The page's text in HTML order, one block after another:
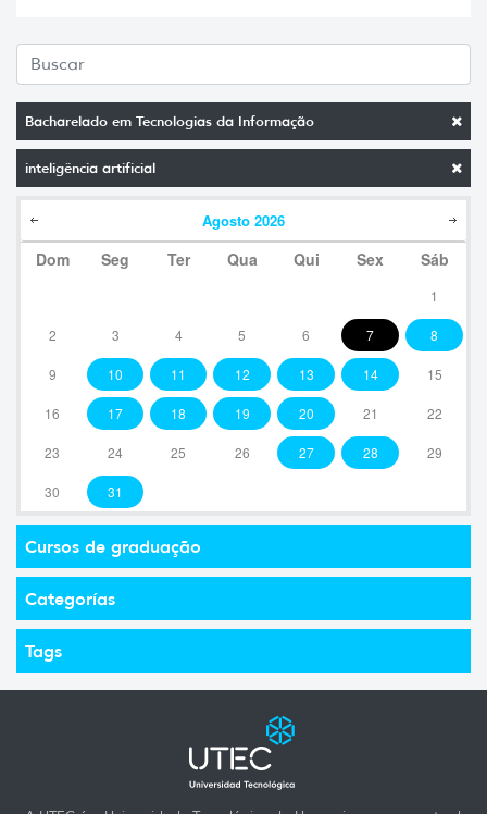
Bacharelado em Tecnologias da Informação
inteligência artificial
Agosto 2026
Dom Seg Ter Qua Qui Sex Sáb
1
2 3 4 5 6 7 8
9 10 11 12 13 14 15
16 17 18 19 20 21 22
23 24 25 26 27 28 29
30 31
Cursos de graduação
Categorías
Tags